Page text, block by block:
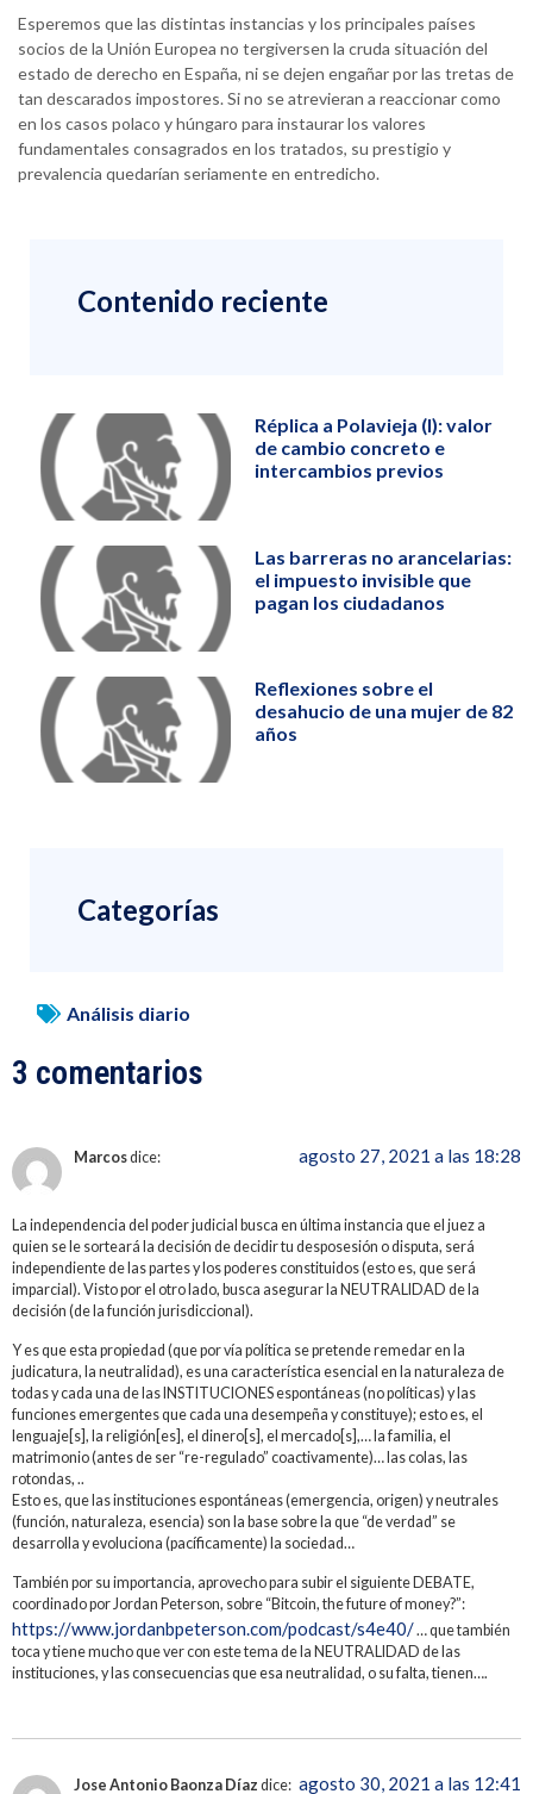
Esperemos que las distintas instancias y los principales países
socios de la Unión Europea no tergiversen la cruda situación del
estado de derecho en España, ni se dejen engañar por las tretas de
tan descarados impostores. Si no se atrevieran a reaccionar como
en los casos polaco y húngaro para instaurar los valores
fundamentales consagrados en los tratados, su prestigio y
prevalencia quedarían seriamente en entredicho.
Contenido reciente
Réplica a Polavieja (I): valor
de cambio concreto e
intercambios previos
Las barreras no arancelarias:
el impuesto invisible que
pagan los ciudadanos
Reflexiones sobre el
desahucio de una mujer de 82
años
Categorías
Análisis diario
3 comentarios
Marcosdice: agosto 27, 2021 a las 18:28
La independencia del poder judicial busca en última instancia que el juez a
quien se le sorteará la decisión de decidir tu desposesión o disputa, será
independiente de las partes y los poderes constituidos (esto es, que será
imparcial). Visto por el otro lado, busca asegurar la NEUTRALIDAD de la
decisión (de la función jurisdiccional).
Y es que esta propiedad (que por vía política se pretende remedar en la
judicatura, la neutralidad), es una característica esencial en la naturaleza de
todas y cada una de las INSTITUCIONES espontáneas (no políticas) y las
funciones emergentes que cada una desempeña y constituye); esto es, el
lenguaje[s], la religión[es], el dinero[s], el mercado[s],… la familia, el
matrimonio (antes de ser “re-regulado” coactivamente)… las colas, las
rotondas, ..
Esto es, que las instituciones espontáneas (emergencia, origen) y neutrales
(función, naturaleza, esencia) son la base sobre la que “de verdad” se
desarrolla y evoluciona (pacíficamente) la sociedad…
También por su importancia, aprovecho para subir el siguiente DEBATE,
coordinado por Jordan Peterson, sobre “Bitcoin, the future of money?”:
https://www.jordanbpeterson.com/podcast/s4e40/… que también
toca y tiene mucho que ver con este tema de la NEUTRALIDAD de las
instituciones, y las consecuencias que esa neutralidad, o su falta, tienen….
Jose Antonio Baonza Díaz dice: agosto 30, 2021 a las 12:41